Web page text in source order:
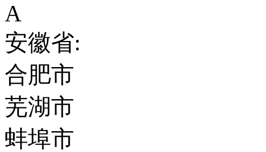
A
安徽省:
合肥市
芜湖市
蚌埠市